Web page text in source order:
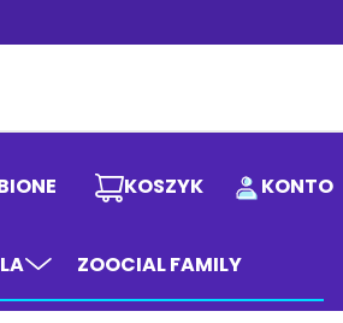
KOSZYK KONTO
ZOOCIAL FAMILY